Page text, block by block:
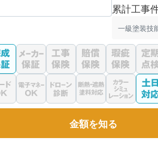
累計工事
一級塗装技
金額を知る